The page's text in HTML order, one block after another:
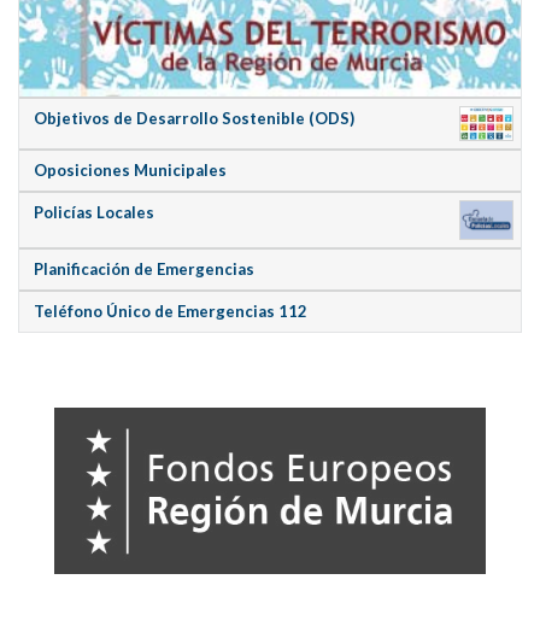
Objetivos de Desarrollo Sostenible (ODS)
Oposiciones Municipales
Policías Locales
Planificación de Emergencias
Teléfono Único de Emergencias 112